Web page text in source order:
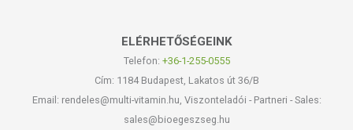
ELÉRHETŐSÉGEINK
Telefon: +36-1-255-0555
Cím: 1184 Budapest, Lakatos út 36/B
Email: rendeles@multi-vitamin.hu, Viszonteladói - Partneri - Sales:
sales@bioegeszseg.hu